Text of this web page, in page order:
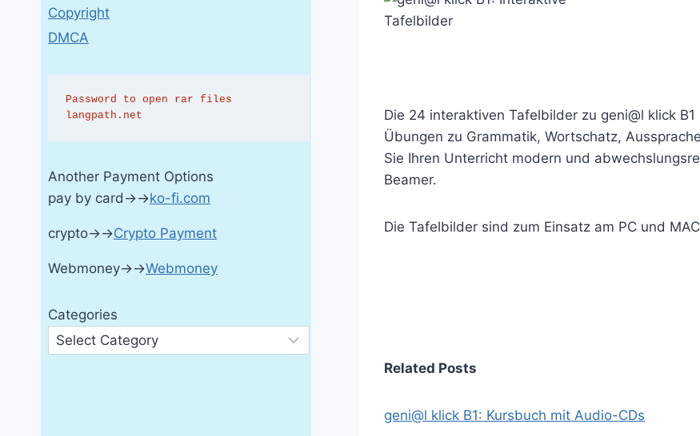
Die 24 interaktiven Tafelbilder zu geni@l klick
Übungen zu Grammatik, Wortschatz,
Sie Ihren Unterricht modern und
Beamer.
Die Tafelbilder sind zum Einsatz am PC und
Related Posts
geni@l klick B1: Kursbuch mit Audio-CDs
Copyright
DMCA
Password to open rar files
langpath.net
Another Payment Options
pay by card→→ko-fi.com
crypto→→Crypto Payment
Webmoney→→Webmoney
Categories